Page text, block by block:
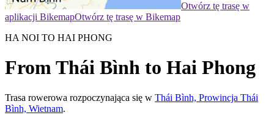
Otwórz tę trasę w
aplikacji BikemapOtwórz tę trasę w Bikemap
HA NOI TO HAI PHONG
From Thái Bình to Hai Phong
Trasa rowerowa rozpoczynająca się w Thái Bình, Prowincja Thái
Bình, Wietnam.